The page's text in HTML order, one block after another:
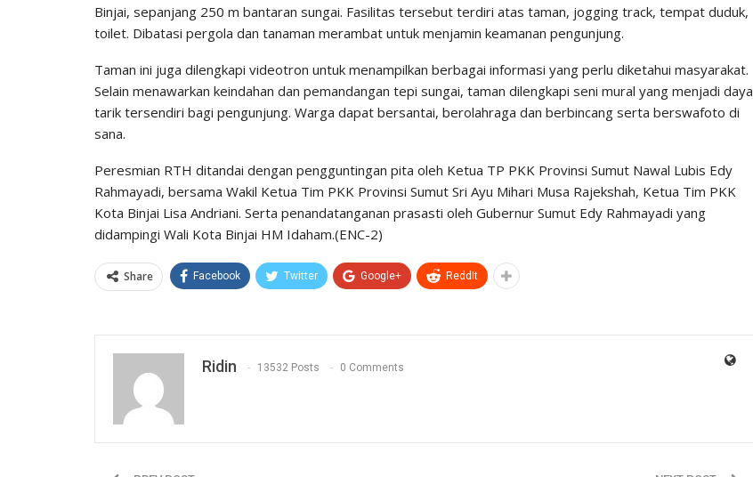
Binjai, sepanjang 250 m bantaran sungai. Fasilitas tersebut terdiri atas taman, jogging track, tempat duduk,
toilet. Dibatasi pergola dan tanaman merambat untuk menjamin keamanan pengunjung.
Taman ini juga dilengkapi videotron untuk menampilkan berbagai informasi yang perlu diketahui masyarakat.
Selain menawarkan keindahan dan pemandangan tepi sungai, taman dilengkapi seni mural yang menjadi daya
tarik tersendiri bagi pengunjung. Warga dapat bersantai, berolahraga dan berbincang serta berswafoto di
sana.
Peresmian RTH ditandai dengan pengguntingan pita oleh Ketua TP PKK Provinsi Sumut Nawal Lubis Edy
Rahmayadi, bersama Wakil Ketua Tim PKK Provinsi Sumut Sri Ayu Mihari Musa Rajekshah, Ketua Tim PKK
Kota Binjai Lisa Andriani. Serta penandatanganan prasasti oleh Gubernur Sumut Edy Rahmayadi yang
didampingi Wali Kota Binjai HM Idaham.(ENC-2)
Share Facebook Twitter Google+ ReddIt
Ridin 13532 Posts 0 Comments